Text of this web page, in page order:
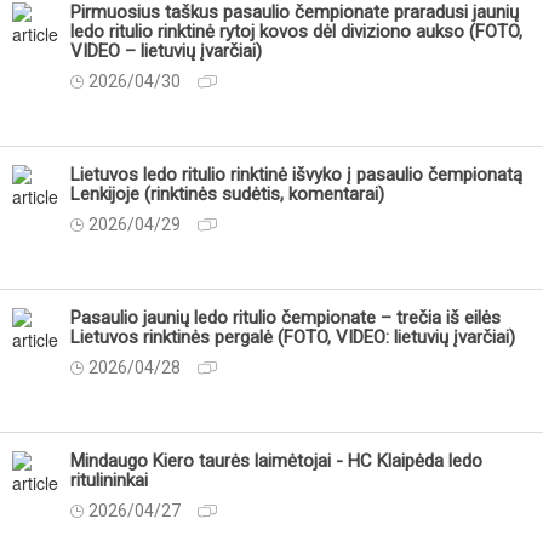
Pirmuosius taškus pasaulio čempionate praradusi jaunių
ledo ritulio rinktinė rytoj kovos dėl diviziono aukso (FOTO,
VIDEO – lietuvių įvarčiai)
2026/04/30
Lietuvos ledo ritulio rinktinė išvyko į pasaulio čempionatą
Lenkijoje (rinktinės sudėtis, komentarai)
2026/04/29
Pasaulio jaunių ledo ritulio čempionate – trečia iš eilės
Lietuvos rinktinės pergalė (FOTO, VIDEO: lietuvių įvarčiai)
2026/04/28
Mindaugo Kiero taurės laimėtojai - HC Klaipėda ledo
ritulininkai
2026/04/27